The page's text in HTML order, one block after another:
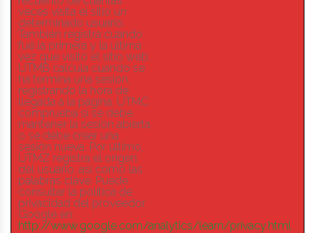
veces visita el sitio un
determinado usuario.
También registra cuando
fué la primera y la última
vez que visitó el sitio web.
UTMB calcula cuando se
ha termina una sesión,
registrando la hora de
llegada a la página. UTMC
comprueba si se debe
mantener la sesión abierta
o se debe crear una
sesión nueva. Por último,
UTMZ registra el origen
del usuario, así como las
palabras clave. Puede
consultar la política de
privacidad del proveedor
Google en:
http://www.google.com/analytics/learn/privacy.html